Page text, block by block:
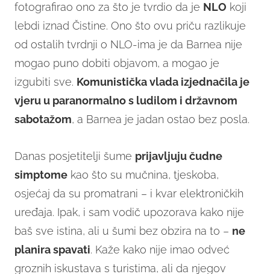
fotografirao ono za što je tvrdio da je NLO koji
lebdi iznad Čistine. Ono što ovu priču razlikuje
od ostalih tvrdnji o NLO-ima je da Barnea nije
mogao puno dobiti objavom, a mogao je
izgubiti sve. Komunistička vlada izjednačila je
vjeru u paranormalno s ludilom i državnom
sabotažom, a Barnea je jadan ostao bez posla.
Danas posjetitelji šume prijavljuju čudne
simptome kao što su mučnina, tjeskoba,
osjećaj da su promatrani – i kvar elektroničkih
uređaja. Ipak, i sam vodič upozorava kako nije
baš sve istina, ali u šumi bez obzira na to – ne
planira spavati. Kaže kako nije imao odveć
groznih iskustava s turistima, ali da njegov